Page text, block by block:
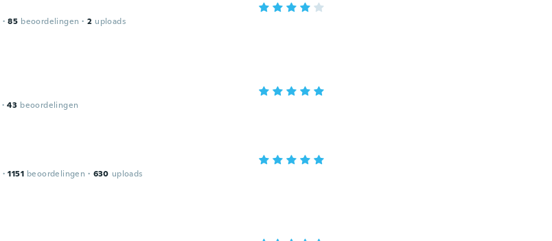
· 85 beoordelingen · 2 uploads
· 43 beoordelingen
· 1151 beoordelingen · 630 uploads